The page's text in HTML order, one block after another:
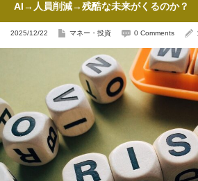
AI→人員削減→残酷な未来がくるのか？
2025/12/22 マネー・投資 0 Comments